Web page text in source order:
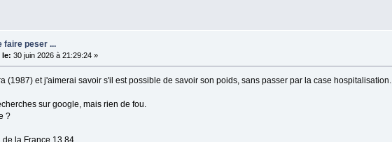
faire peser ...
le: 30 juin 2026 à 21:29:24 »
(1987) et j'aimerai savoir s'il est possible de savoir son poids, sans passer par la case hospitalisation.
sur google, mais rien de fou.
?